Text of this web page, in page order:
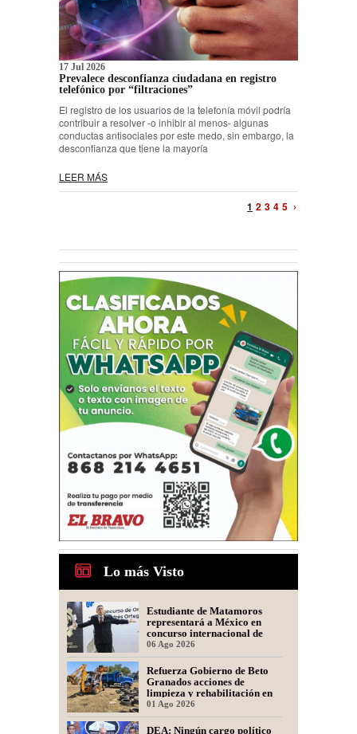
17 Jul 2026
Prevalece desconfianza ciudadana en registro
telefónico por “filtraciones”
El registro de los usuarios de la telefonía móvil podría
contribuir a resolver -o inhibir al menos- algunas
conductas antisociales por este medo, sin embargo, la
desconfianza que tiene la mayoría
LEER MÁS
1 2 3 4 5 ›
Lo más Visto
Estudiante de Matamoros
representará a México en
concurso internacional de
oratoria en Perú
06 Ago 2026
Refuerza Gobierno de Beto
Granados acciones de
limpieza y rehabilitación en
Los Presidentes
01 Ago 2026
DEA: Ningún cargo político